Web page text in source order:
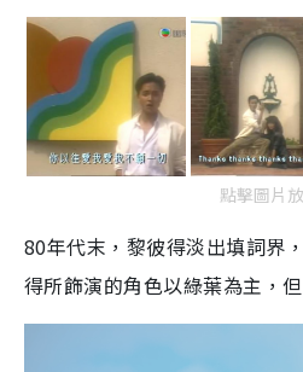
點擊圖片
80年代末，黎彼得淡出填詞界
得所飾演的角色以綠葉為主，